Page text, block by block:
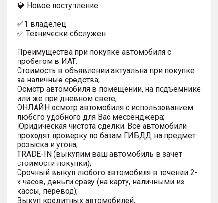
💎 Новое поступление
✅1 владелец
✅ Технически обслужен
Преимущества при покупке автомобиля с
пробегом в ИАТ:
Стоимость в объявлении актуальна при покупке
за наличные средства;
Осмотр автомобиля в помещении, на подъемнике
или же при дневном свете;
ОНЛАЙН осмотр автомобиля с использованием
любого удобного для Вас мессенджера;
Юридическая чистота сделки. Все автомобили
проходят проверку по базам ГИБДД на предмет
розыска и угона;
TRADE-IN (выкупим ваш автомобиль в зачет
стоимости покупки);
Срочный выкуп любого автомобиля в течении 2-
х часов, деньги сразу (на карту, наличными из
кассы, перевод);
Выкуп кредитных автомобилей,